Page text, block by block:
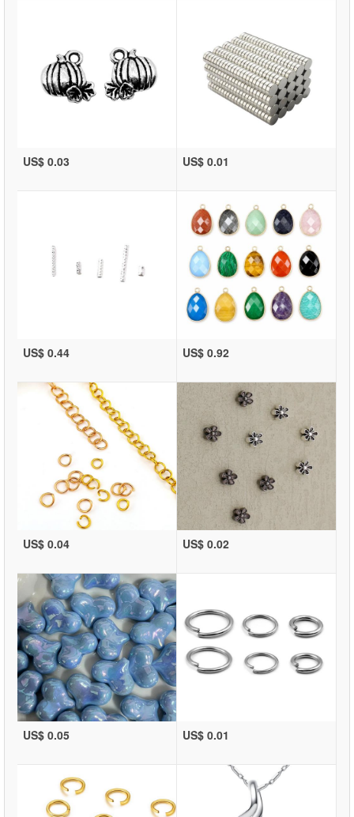
US$ 0.03 US$ 0.01
US$ 0.44 US$ 0.92
US$ 0.04 US$ 0.02
US$ 0.05 US$ 0.01